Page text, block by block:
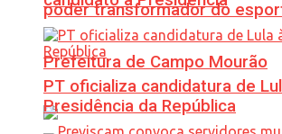
poder transformador do
Prefeitura de Campo Mourão
PT oficializa candidatura de
Presidência da República